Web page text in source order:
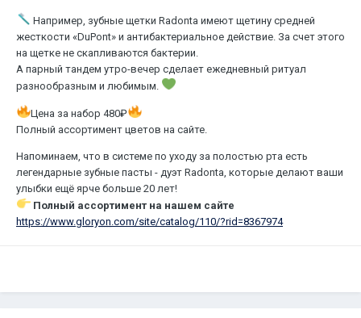
Например, зубные щетки Radonta имеют щетину средней
жесткости «DuPont» и антибактериальное действие. За счет этого
на щетке не скапливаются бактерии.
А парный тандем утро-вечер сделает ежедневный ритуал
разнообразным и любимым.
Цена за набор 480₽
Полный ассортимент цветов на сайте.
Напоминаем, что в системе по уходу за полостью рта есть
легендарные зубные пасты - дуэт Radonta, которые делают ваши
улыбки ещё ярче больше 20 лет!
Полный ассортимент на нашем сайте
https://www.gloryon .com/site/catalog/110/?rid=8367974